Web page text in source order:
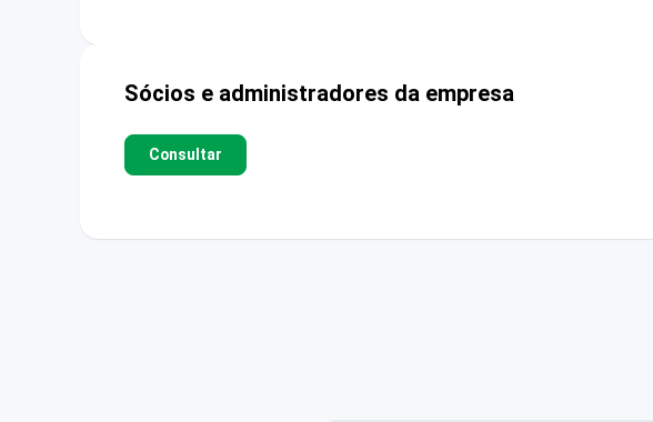
Sócios e administradores da empresa
Consultar